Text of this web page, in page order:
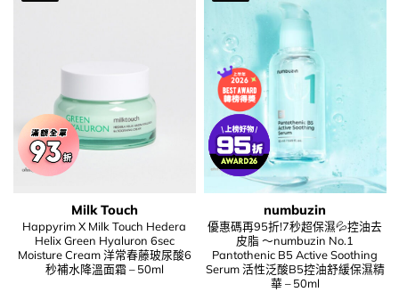
Milk Touch
Happyrim X Milk Touch Hedera
Helix Green Hyaluron 6sec
Moisture Cream 洋常春藤玻尿酸6
秒補水降溫面霜 – 50ml
numbuzin
優惠碼再95折!7秒超保濕💦控油去
皮脂 ～numbuzin No.1
Pantothenic B5 Active Soothing
Serum 活性泛酸B5控油舒緩保濕精
華 – 50ml